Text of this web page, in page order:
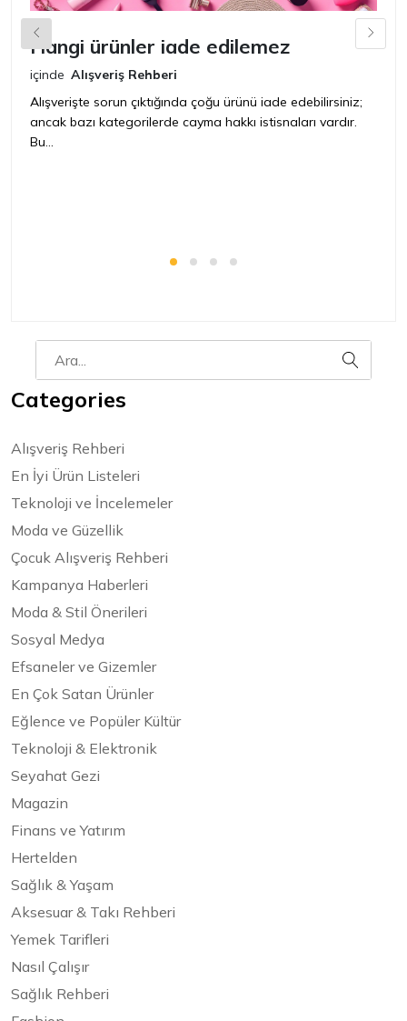
Hangi ürünler iade edilemez
içinde Alışveriş Rehberi
Alışverişte sorun çıktığında çoğu ürünü iade edebilirsiniz;
ancak bazı kategorilerde cayma hakkı istisnaları vardır.
Bu...
Categories
Alışveriş Rehberi
En İyi Ürün Listeleri
Teknoloji ve İncelemeler
Moda ve Güzellik
Çocuk Alışveriş Rehberi
Kampanya Haberleri
Moda & Stil Önerileri
Sosyal Medya
Efsaneler ve Gizemler
En Çok Satan Ürünler
Eğlence ve Popüler Kültür
Teknoloji & Elektronik
Seyahat Gezi
Magazin
Finans ve Yatırım
Hertelden
Sağlık & Yaşam
Aksesuar & Takı Rehberi
Yemek Tarifleri
Nasıl Çalışır
Sağlık Rehberi